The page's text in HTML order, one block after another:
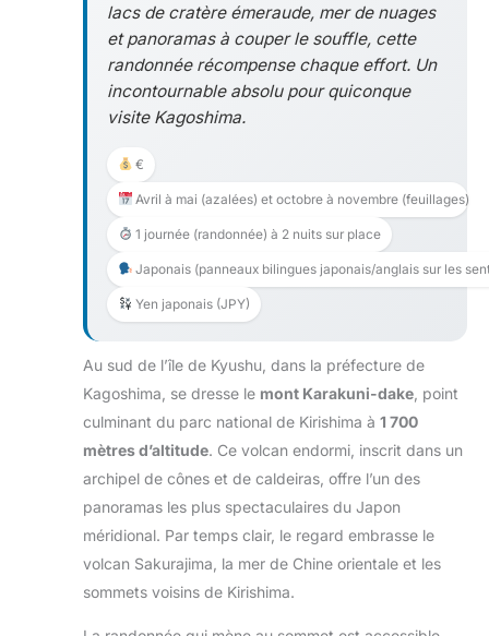
lacs de cratère émeraude, mer de nuages
et panoramas à couper le souffle, cette
randonnée récompense chaque effort. Un
incontournable absolu pour quiconque
visite Kagoshima.
€
Avril à mai (azalées) et octobre à novembre (feuillages)
1 journée (randonnée) à 2 nuits sur place
Japonais (panneaux bilingues japonais/anglais sur les
Yen japonais (JPY)
Au sud de l’île de Kyushu, dans la préfecture de
Kagoshima, se dresse le mont Karakuni-dake , point
culminant du parc national de Kirishima à 1 700
mètres d’altitude. Ce volcan endormi, inscrit dans un
archipel de cônes et de caldeiras, offre l’un des
panoramas les plus spectaculaires du Japon
méridional. Par temps clair, le regard embrasse le
volcan Sakurajima, la mer de Chine orientale et les
sommets voisins de Kirishima.